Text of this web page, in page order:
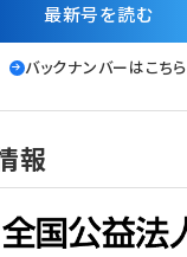
最新号を読む
バックナンバーはこちら
報